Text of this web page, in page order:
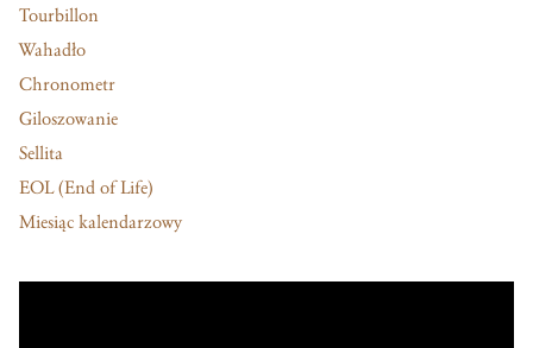
Tourbillon
Wahadło
Chronometr
Giloszowanie
Sellita
EOL (End of Life)
Miesiąc kalendarzowy